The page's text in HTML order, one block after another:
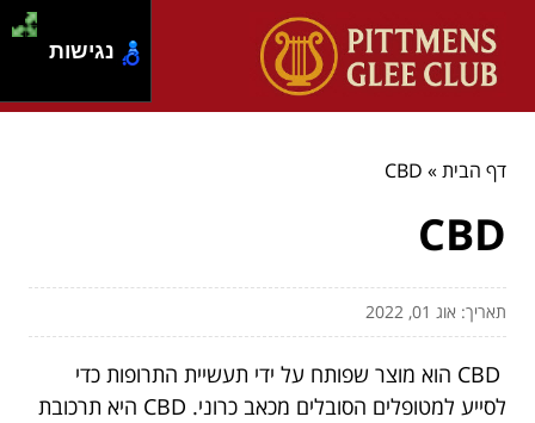
דף הבית»
CBD
CBD
תאריך: אוג 01, 2022
CBD הוא מוצר שפותח על ידי תעשיית התרופות כדי
לסייע למטופלים הסובלים מכאב כרוני. CBD היא תרכובת
נגישות